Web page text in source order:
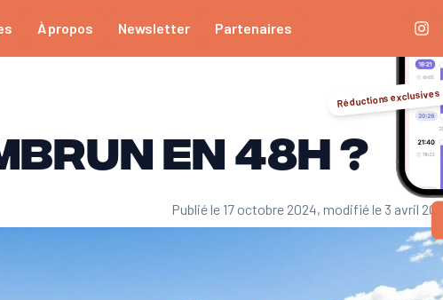
À propos Newsletter Partenaires
Réductions
en 48h ?
Publié le 17 octobre 2024, modifié le 3 avril 2026